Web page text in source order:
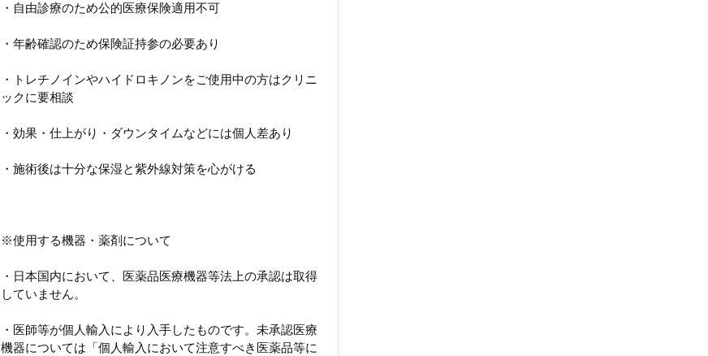
・自由診療のため公的医療保険適用不可
・年齢確認のため保険証持参の必要あり
・トレチノインやハイドロキノンをご使用中の方はクリニ
ックに要相談
・効果・仕上がり・ダウンタイムなどには個人差あり
・施術後は十分な保湿と紫外線対策を心がける
※使用する機器・薬剤について
・日本国内において、医薬品医療機器等法上の承認は取得
していません。
・医師等が個人輸入により入手したものです。未承認医療
機器については「個人輸入において注意すべき医薬品等に